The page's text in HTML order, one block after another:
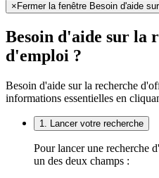
× Fermer la fenêtre Besoin d'aide
Besoin d'aide sur la
d'emploi ?
Besoin d'aide sur la recherche
informations essentielles en
1. Lancer votre recherche
Pour lancer une recherche
un des deux champs :